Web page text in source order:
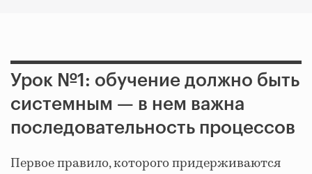
Урок №1: обучение должно быть
системным — в нем важна
последовательность процессов
Первое правило, которого придерживаются